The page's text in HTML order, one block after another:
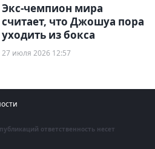
Экс-чемпион мира
считает, что Джошуа пора
уходить из бокса
27 июля 2026 12:57
ответственность несет